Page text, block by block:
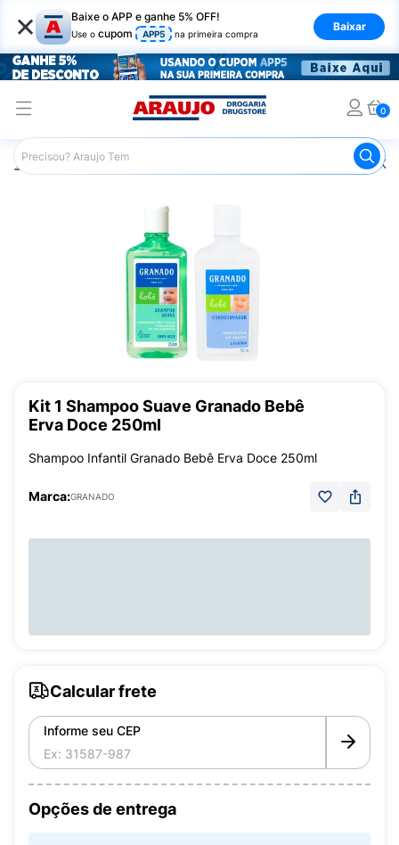
× Baixe o APP e ganhe 5% OFF!
Use o cupom APP5 na primeira compra
Baixar
0
Araujo Infantil Shampoo Infantil Kit
Kit 1 Shampoo Suave Granado Bebê
Erva Doce 250ml
Shampoo Infantil Granado Bebê Erva Doce 250ml
Marca:GRANADO
Calcular frete
Informe seu CEP
Opções de entrega